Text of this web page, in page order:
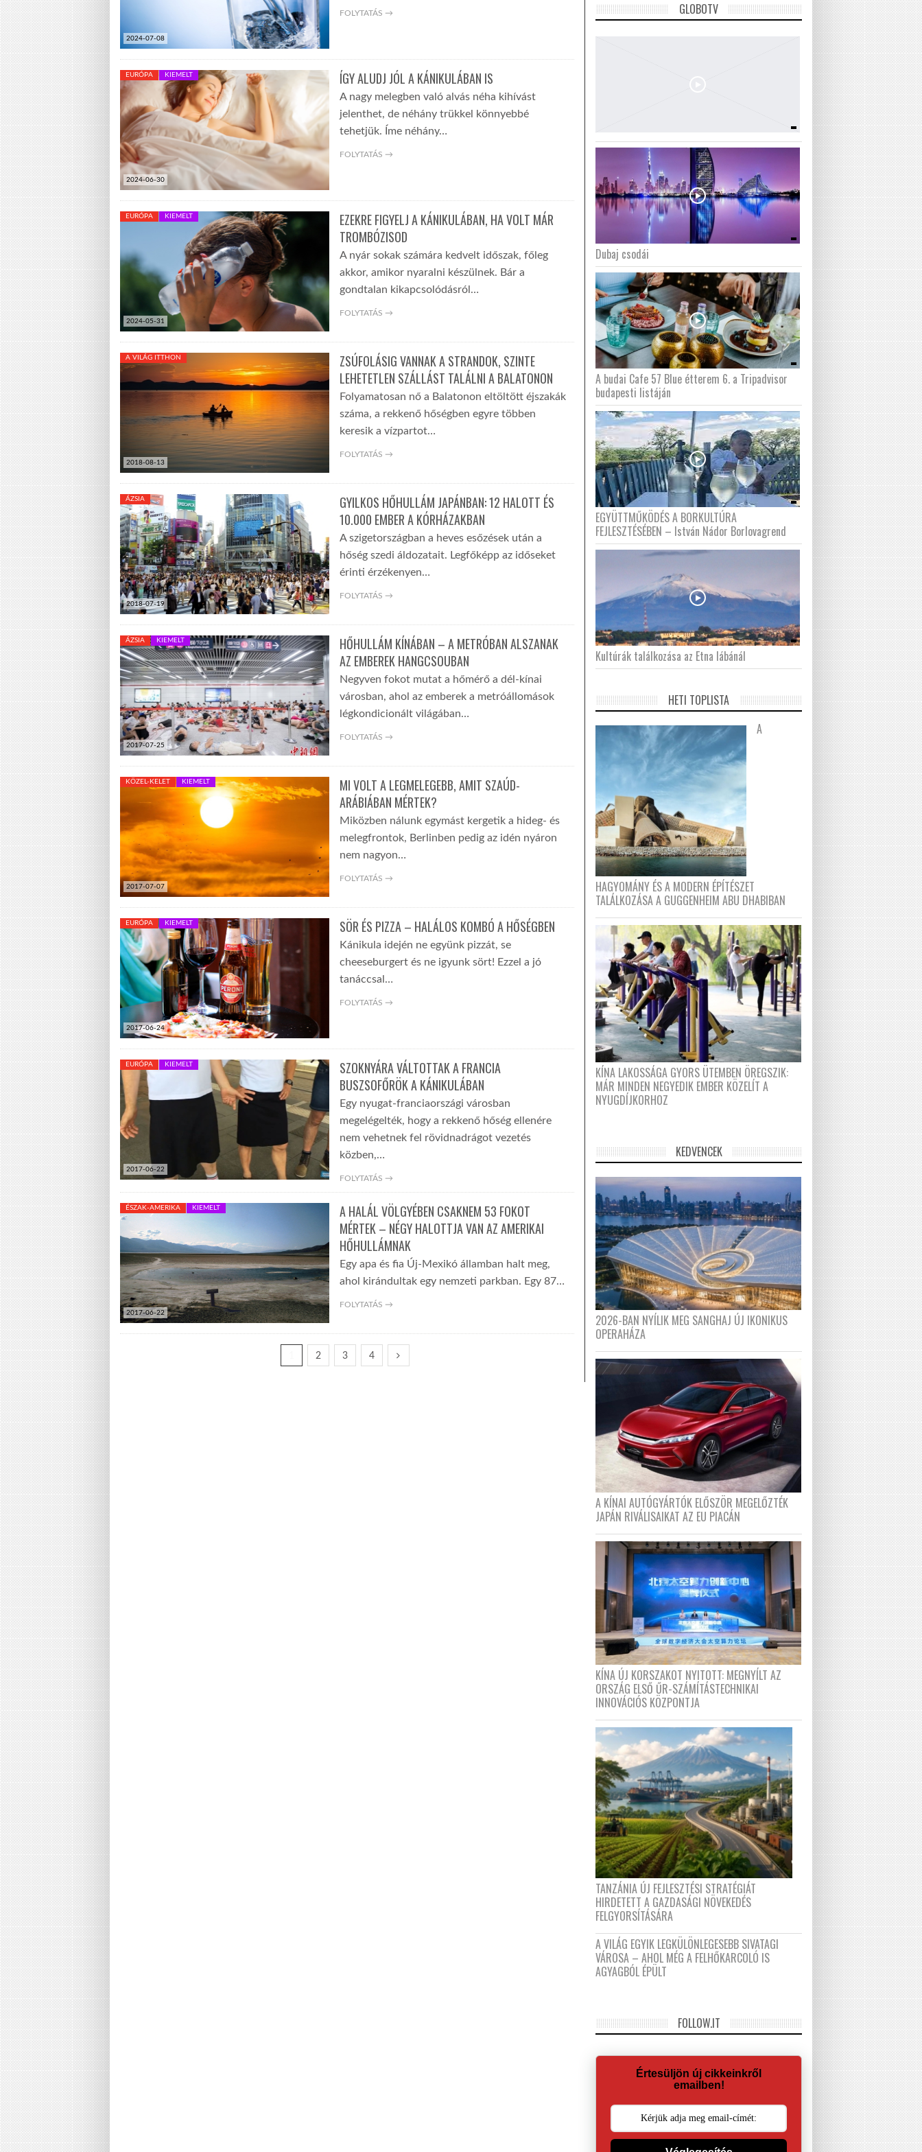
2024-07-08
FOLYTATÁS →
2024-06-30
EURÓPA KIEMELT ÍGY ALUDJ JÓL A KÁNIKULÁBAN IS
A nagy melegben való alvás néha kihívást
jelenthet, de néhány trükkel könnyebbé
tehetjük. Íme néhány…
FOLYTATÁS →
2024-05-31
EURÓPA KIEMELT
EZEKRE FIGYELJ A KÁNIKULÁBAN, HA VOLT MÁR
TROMBÓZISOD
A nyár sokak számára kedvelt időszak, főleg
akkor, amikor nyaralni készülnek. Bár a
gondtalan kikapcsolódásról…
FOLYTATÁS →
2018-08-13
A VILÁG ITTHON
ZSÚFOLÁSIG VANNAK A STRANDOK, SZINTE
LEHETETLEN SZÁLLÁST TALÁLNI A BALATONON
Folyamatosan nő a Balatonon eltöltött éjszakák
száma, a rekkenő hőségben egyre többen
keresik a vízpartot…
FOLYTATÁS →
2018-07-19
ÁZSIA
GYILKOS HŐHULLÁM JAPÁNBAN: 12 HALOTT ÉS
10.000 EMBER A KÓRHÁZAKBAN
A szigetországban a heves esőzések után a
hőség szedi áldozatait. Legfőképp az időseket
érinti érzékenyen…
FOLYTATÁS →
2017-07-25
ÁZSIA KIEMELT
HŐHULLÁM KÍNÁBAN – A METRÓBAN ALSZANAK
AZ EMBEREK HANGCSOUBAN
Negyven fokot mutat a hőmérő a dél-kínai
városban, ahol az emberek a metróállomások
légkondicionált világában…
FOLYTATÁS →
2017-07-07
KÖZEL-KELET KIEMELT
MI VOLT A LEGMELEGEBB, AMIT SZAÚD-
ARÁBIÁBAN MÉRTEK?
Miközben nálunk egymást kergetik a hideg- és
melegfrontok, Berlinben pedig az idén nyáron
nem nagyon…
FOLYTATÁS →
2017-06-24
EURÓPA KIEMELT SÖR ÉS PIZZA – HALÁLOS KOMBÓ A HŐSÉGBEN
Kánikula idején ne együnk pizzát, se
cheeseburgert és ne igyunk sört! Ezzel a jó
tanáccsal…
FOLYTATÁS →
2017-06-22
EURÓPA KIEMELT
SZOKNYÁRA VÁLTOTTAK A FRANCIA
BUSZSOFŐRÖK A KÁNIKULÁBAN
Egy nyugat-franciaországi városban
megelégelték, hogy a rekkenő hőség ellenére
nem vehetnek fel rövidnadrágot vezetés
közben,…
FOLYTATÁS →
2017-06-22
ÉSZAK-AMERIKA KIEMELT
A HALÁL VÖLGYÉBEN CSAKNEM 53 FOKOT
MÉRTEK – NÉGY HALOTTJA VAN AZ AMERIKAI
HŐHULLÁMNAK
Egy apa és fia Új-Mexikó államban halt meg,
ahol kirándultak egy nemzeti parkban. Egy 87…
FOLYTATÁS →
2 3 4
GLOBOTV
Dubaj csodái
A budai Cafe 57 Blue étterem 6. a Tripadvisor
budapesti listáján
EGYÜTTMŰKÖDÉS A BORKULTÚRA
FEJLESZTÉSÉBEN – István Nádor Borlovagrend
Kultúrák találkozása az Etna lábánál
HETI TOPLISTA
A
HAGYOMÁNY ÉS A MODERN ÉPÍTÉSZET
TALÁLKOZÁSA A GUGGENHEIM ABU DHABIBAN
KÍNA LAKOSSÁGA GYORS ÜTEMBEN ÖREGSZIK:
MÁR MINDEN NEGYEDIK EMBER KÖZELÍT A
NYUGDÍJKORHOZ
KEDVENCEK
2026-BAN NYÍLIK MEG SANGHAJ ÚJ IKONIKUS
OPERAHÁZA
A KÍNAI AUTÓGYÁRTÓK ELŐSZÖR MEGELŐZTÉK
JAPÁN RIVÁLISAIKAT AZ EU PIACÁN
KÍNA ÚJ KORSZAKOT NYITOTT: MEGNYÍLT AZ
ORSZÁG ELSŐ ŰR-SZÁMÍTÁSTECHNIKAI
INNOVÁCIÓS KÖZPONTJA
TANZÁNIA ÚJ FEJLESZTÉSI STRATÉGIÁT
HIRDETETT A GAZDASÁGI NÖVEKEDÉS
FELGYORSÍTÁSÁRA
A VILÁG EGYIK LEGKÜLÖNLEGESEBB SIVATAGI
VÁROSA – AHOL MÉG A FELHŐKARCOLÓ IS
AGYAGBÓL ÉPÜLT
FOLLOW.IT
Értesüljön új cikkeinkről
emailben!